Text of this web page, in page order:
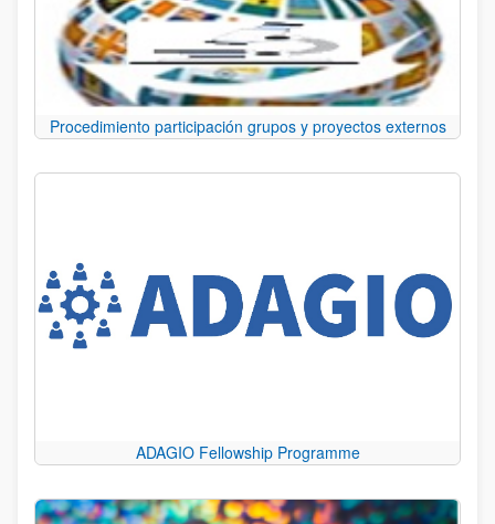
Procedimiento participación grupos y proyectos externos
ADAGIO Fellowship Programme